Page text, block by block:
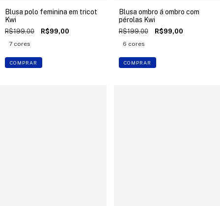
Blusa polo feminina em tricot
Kwi
R$199,00 R$99,00
7 cores
COMPRAR
Blusa ombro á ombro com
pérolas Kwi
R$199,00 R$99,00
6 cores
COMPRAR